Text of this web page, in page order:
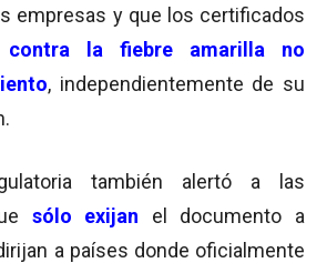
empresas y que los certificados
contra la fiebre amarilla no
, independientemente de su
también alertó a las
sólo exijan
el documento a
a países donde oficialmente